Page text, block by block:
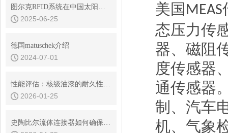
图尔克RFID系统在中国太阳能电池生产企业使用情况如何？
2025-06-25
德国matuschek介绍
2024-07-01
性能评估：核级油漆的耐久性与环境适应性
2026-01-25
史陶比尔流体连接器如何确保连接处的密封？
美国 MEAS
态压力传
器、磁阻
度传感器
通传感器
制、汽车
机、气象